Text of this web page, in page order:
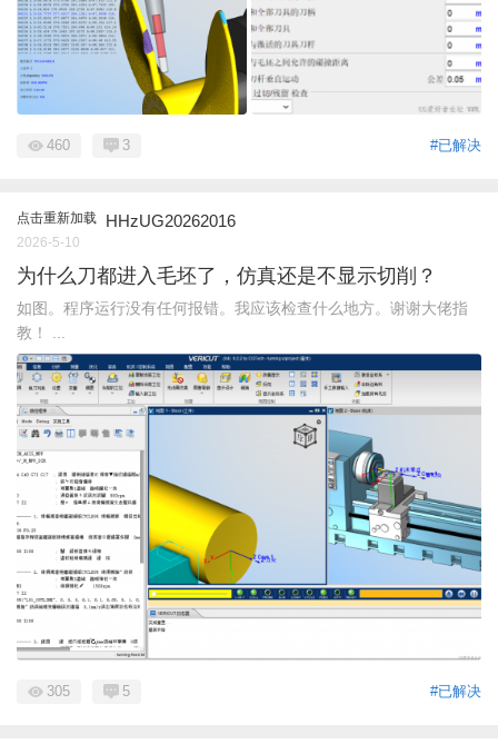
#已解决
460 3
点击重新加载 HHzUG20262016
2026-5-10
为什么刀都进入毛坯了，仿真还是不显示切削？
如图。程序运行没有任何报错。我应该检查什么地方。谢谢大佬指
教！ ...
#已解决
305 5